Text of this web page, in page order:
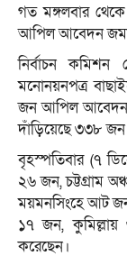
গত মঙ্গলবার
আপিল আবেদন জমা
নির্বাচন কমিশন
মনোনয়নপত্র
জন আপিল আবেদন
দাঁড়িয়েছে ৩৩৮
বৃহস্পতিবার (৭
২৬ জন, চট্টগ্রাম
ময়মনসিংহে আট
১৭ জন,
করেছেন।